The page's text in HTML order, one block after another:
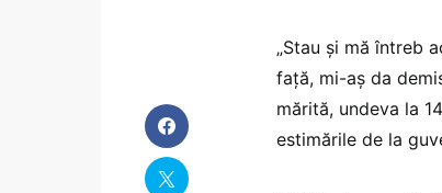
„Stau și mă întreb
față, mi-aș da
mărită, undeva la
estimările de la